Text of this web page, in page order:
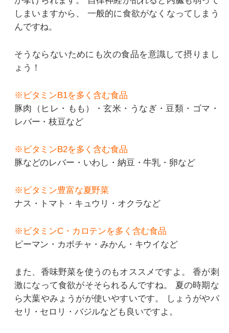
しまいますから、
一般的に食欲がなくなってしまう
んですね。
そうならないためにも次の食品を意識して摂りまし
ょう！
※ビタミンB1を多く含む食品
豚肉（ヒレ・もも）・玄米・うなぎ・豆類・ゴマ・
レバー・枝豆など
※ビタミンB2を多く含む食品
豚などのレバー・いわし・納豆・牛乳・卵など
※ビタミン豊富な夏野菜
ナス・トマト・キュウリ・オクラなど
※ビタミンC・カロテンを多く含む食品
ピーマン・カボチャ・みかん・キウイなど
また、香味野菜を使うのもオススメですよ。
香が刺
激になって食欲がそそられるんですね。
夏の時期な
ら大葉やみょうがが使いやすいです。
しょうがやパ
セリ・セロリ・バジルなども良いですよ。